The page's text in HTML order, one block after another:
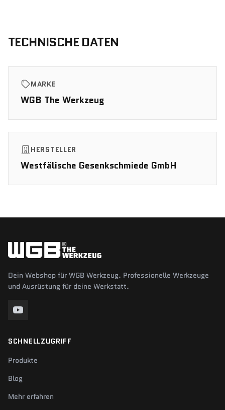
TECHNISCHE DATEN
MARKE
WGB The Werkzeug
HERSTELLER
Westfälische Gesenkschmiede GmbH
Dein Webshop für WGB Werkzeug. Professionelle Werkzeuge
und Ausrüstung für deine Werkstatt.
SCHNELLZUGRIFF
Produkte
Blog
Mehr erfahren